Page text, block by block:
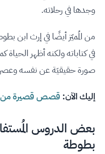
وجدها في رحلاته.
من المُميّز أيضًا في إرث ابن
في كتاباته ولكنه أظهر الحياة
صورة حقيقيَة عن نفسه
إليك الآن: قصص قصيرة من
بعض الدروس
بطوطة